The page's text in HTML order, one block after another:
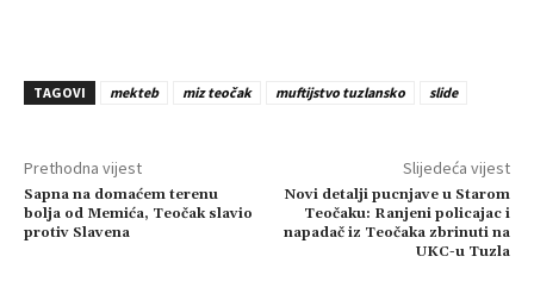
TAGOVI mekteb miz teočak muftijstvo tuzlansko slide
Prethodna vijest
Sapna na domaćem terenu
bolja od Memića, Teočak slavio
protiv Slavena
Slijedeća vijest
Novi detalji pucnjave u Starom
Teočaku: Ranjeni policajac i
napadač iz Teočaka zbrinuti na
UKC-u Tuzla